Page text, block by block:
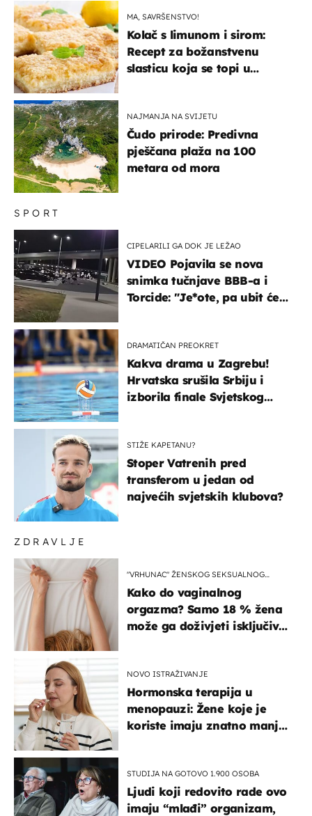
ZDRAVLJE
"VRHUNAC" ŽENSKOG SEKSUALNOG
Kako do vaginalnog
orgazma? Samo 18 % žena
može ga doživjeti isključivo
NOVO ISTRAŽIVANJE
Hormonska terapija u
menopauzi: Žene koje je
koriste imaju znatno manji
STUDIJA NA GOTOVO 1.900 OSOBA
Ljudi koji redovito rade ovo
imaju “mlađi” organizam,
SPORT
CIPELARILI GA DOK JE LEŽAO
VIDEO Pojavila se nova
snimka tučnjave BBB-a i
Torcide: "Je*ote, pa ubit će
DRAMATIČAN PREOKRET
Kakva drama u Zagrebu!
Hrvatska srušila Srbiju i
izborila finale Svjetskog
STIŽE KAPETANU?
Stoper Vatrenih pred
transferom u jedan od
najvećih svjetskih klubova?
MA, SAVRŠENSTVO!
Kolač s limunom i sirom:
Recept za božanstvenu
slasticu koja se topi u
NAJMANJA NA SVIJETU
Čudo prirode: Predivna
pješčana plaža na 100
metara od mora